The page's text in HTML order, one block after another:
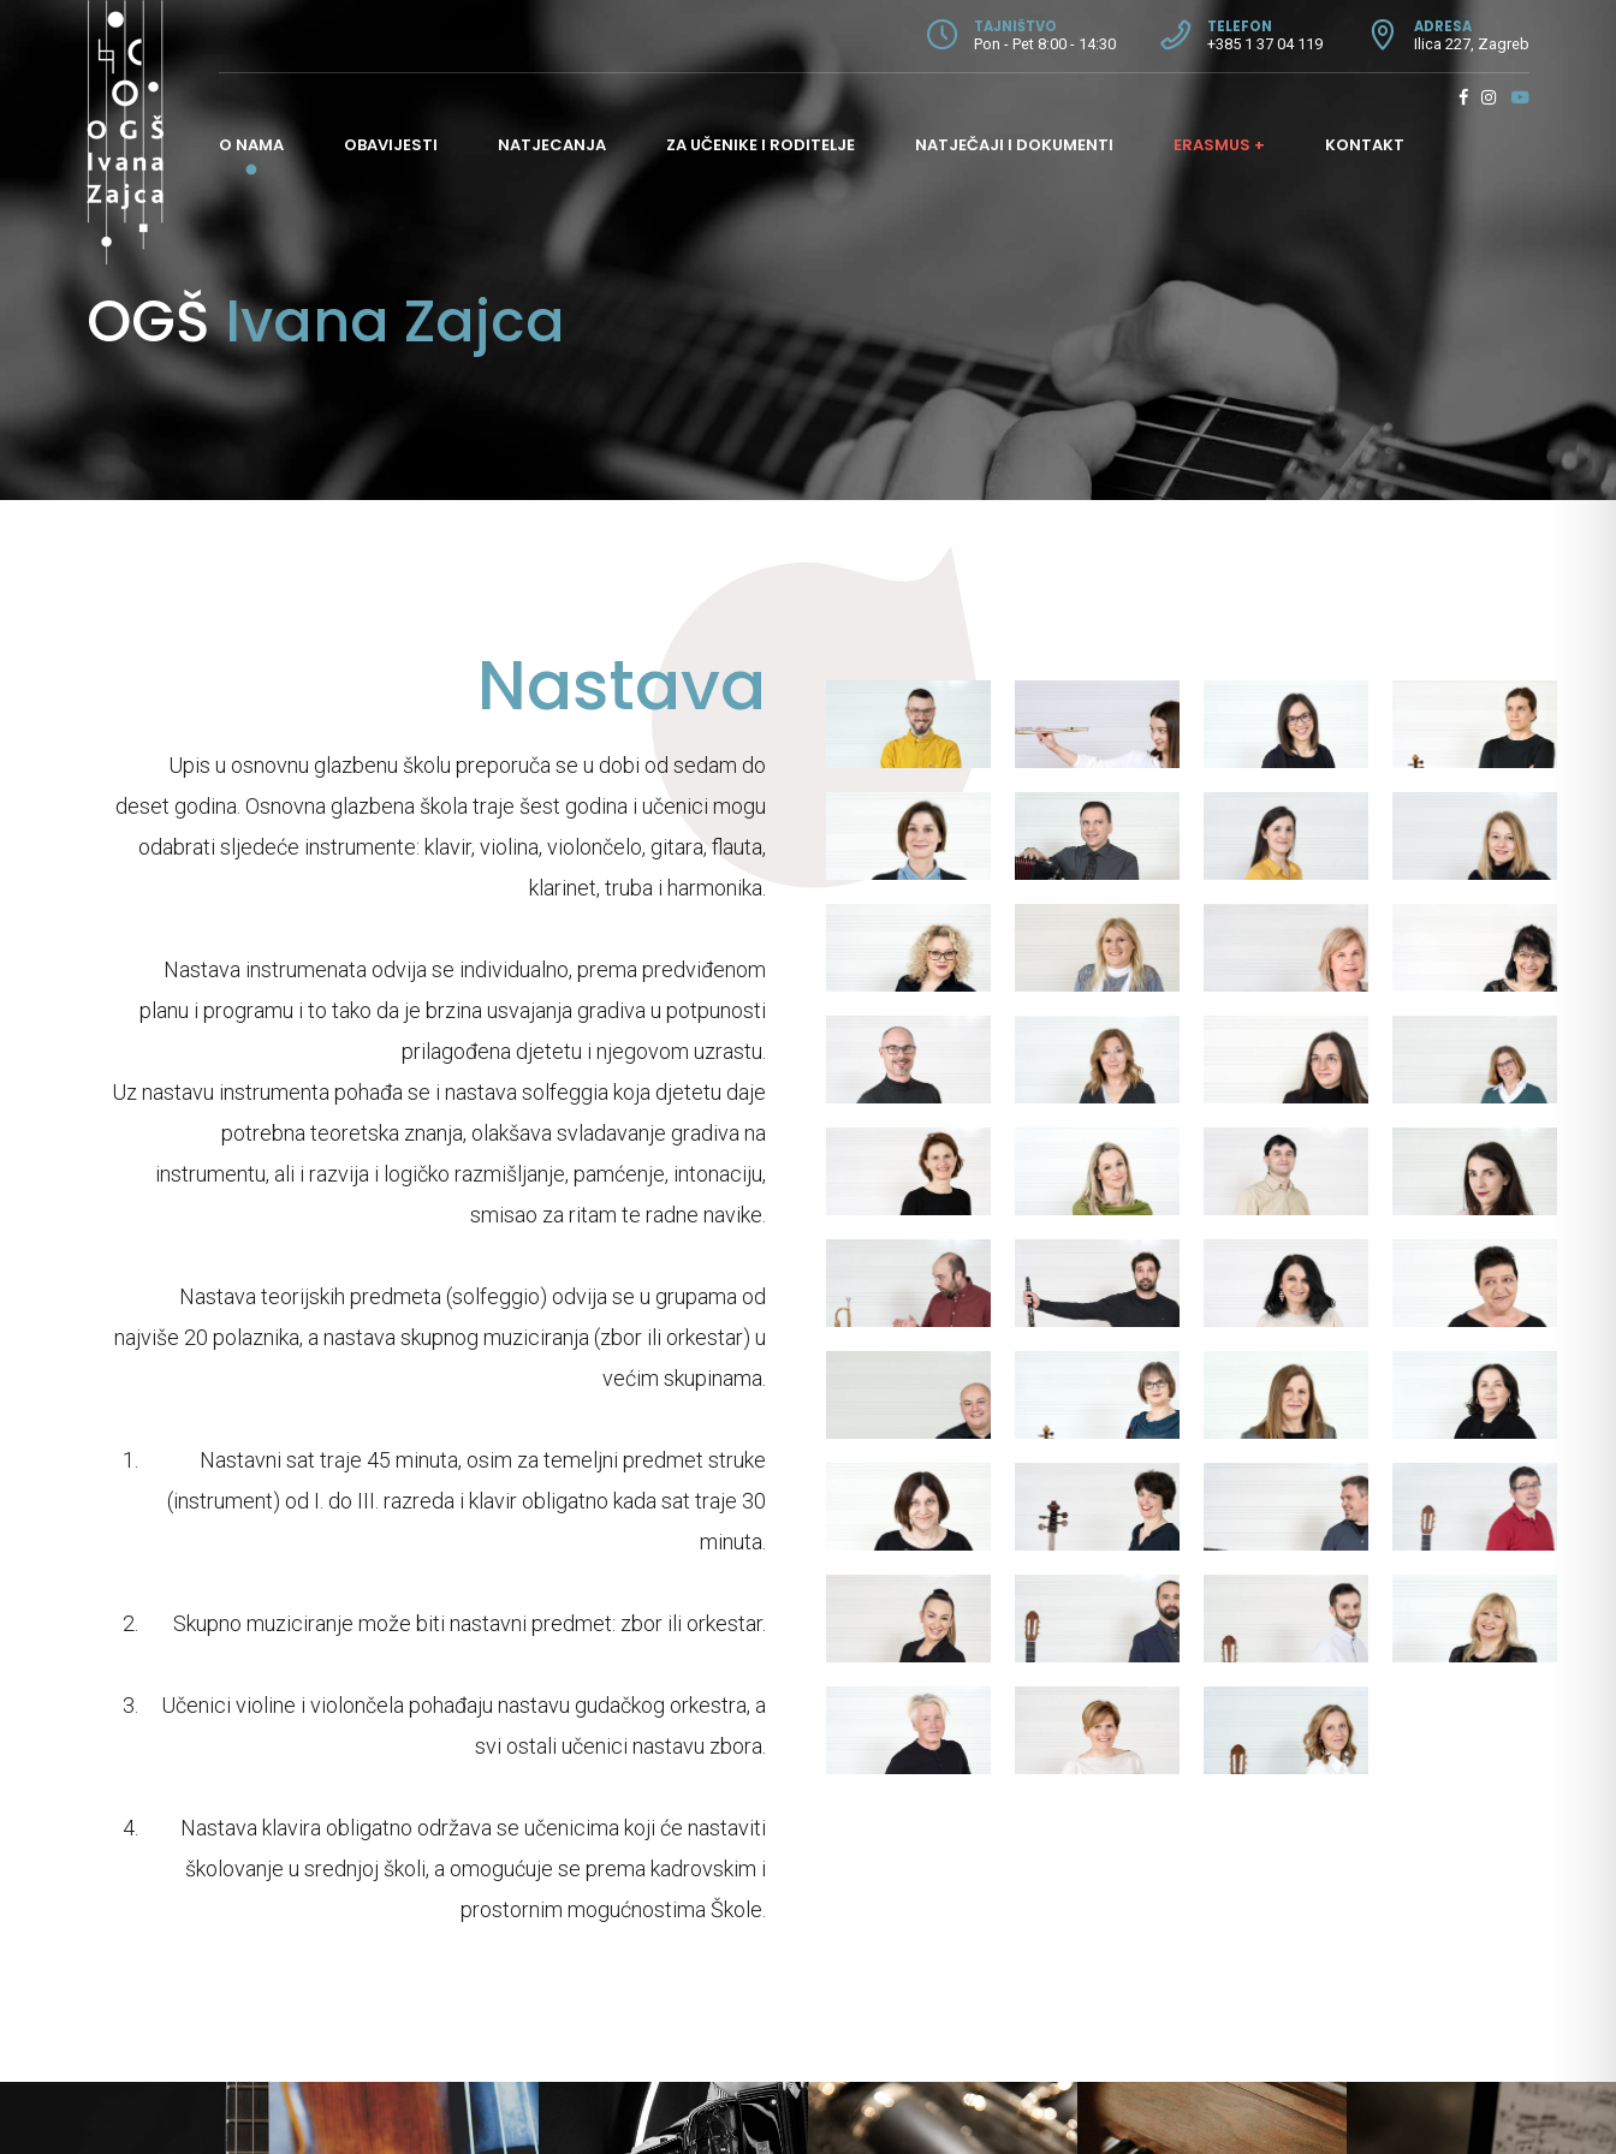
TAJNIŠTVO
Pon - Pet 8:00 - 14:30
TELEFON
+385 1 37 04 119
ADRESA
Ilica 227, Zagreb
O NAMA
POVIJEST ŠKOLE
NASTAVA
ŠKOLSKI ODBOR
ODJEL ZA GITARU
ADMINISTRATIVNI I POMOĆNI POSLOVI
OBAVIJESTI NATJECANJA ZA UČENIKE I RODITELJE NATJEČAJI I DOKUMENTI ERASMUS + KONTAKT
OGŠIvana Zajca
Nastava
Upis u osnovnu glazbenu školu preporuča se u dobi od sedam do
deset godina. Osnovna glazbena škola traje šest godina i učenici mogu
odabrati sljedeće instrumente: klavir, violina, violončelo, gitara, flauta,
klarinet, truba i harmonika.
Nastava instrumenata odvija se individualno, prema predviđenom
planu i programu i to tako da je brzina usvajanja gradiva u potpunosti
prilagođena djetetu i njegovom uzrastu.
Uz nastavu instrumenta pohađa se i nastava solfeggia koja djetetu daje
potrebna teoretska znanja, olakšava svladavanje gradiva na
instrumentu, ali i razvija i logičko razmišljanje, pamćenje, intonaciju,
smisao za ritam te radne navike.
Nastava teorijskih predmeta (solfeggio) odvija se u grupama od
najviše 20 polaznika, a nastava skupnog muziciranja (zbor ili orkestar) u
većim skupinama.
Nastavni sat traje 45 minuta, osim za temeljni predmet struke
(instrument) od I. do III. razreda i klavir obligatno kada sat traje 30
minuta.
Skupno muziciranje može biti nastavni predmet: zbor ili orkestar.
Učenici violine i violončela pohađaju nastavu gudačkog orkestra, a
svi ostali učenici nastavu zbora.
Nastava klavira obligatno održava se učenicima koji će nastaviti
školovanje u srednjoj školi, a omogućuje se prema kadrovskim i
prostornim mogućnostima Škole.